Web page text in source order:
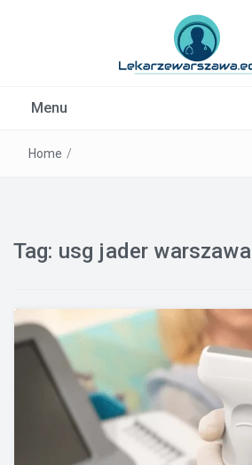
Menu
Home /
Tag: usg jader warszawa